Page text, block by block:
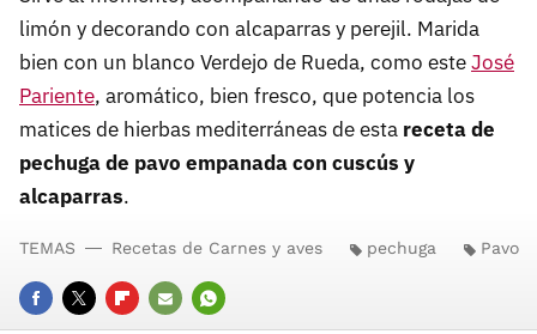
limón y decorando con alcaparras y perejil. Marida
bien con un blanco Verdejo de Rueda, como esteJosé
Pariente, aromático, bien fresco, que potencia los
matices de hierbas mediterráneas de esta receta de
pechuga de pavo empanada con cuscús y
alcaparras.
TEMAS Recetas de Carnes y aves pechuga Pavo